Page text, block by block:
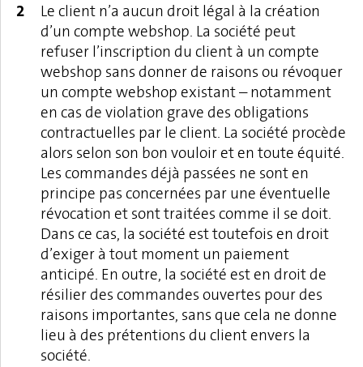
Le client n’a aucun droit légal à la création
d’un compte webshop. La société peut
refuser l’inscription du client à un compte
webshop sans donner de raisons ou révoquer
un compte webshop existant – notamment
en cas de violation grave des obligations
contractuelles par le client. La société procède
alors selon son bon vouloir et en toute équité.
Les commandes déjà passées ne sont en
principe pas concernées par une éventuelle
révocation et sont traitées comme il se doit.
Dans ce cas, la société est toutefois en droit
d’exiger à tout moment un paiement
anticipé. En outre, la société est en droit de
résilier des commandes ouvertes pour des
raisons importantes, sans que cela ne donne
lieu à des prétentions du client envers la
société.